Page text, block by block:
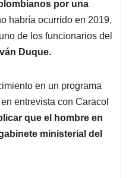
por una
habría ocurrido en 2019,
de los funcionarios del
Duque.
en un programa
entrevista con Caracol
que el hombre en
ministerial del